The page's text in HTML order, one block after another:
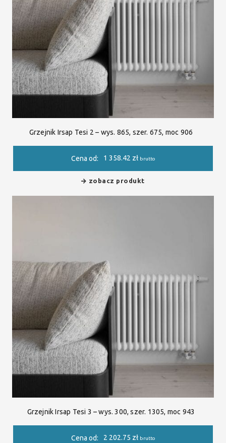
Grzejnik Irsap Tesi 2 – wys. 865, szer. 675, moc 906
Cena od: 1 358.42 zł brutto
zobacz produkt
Grzejnik Irsap Tesi 3 – wys. 300, szer. 1305, moc 943
Cena od: 2 202.75 zł brutto